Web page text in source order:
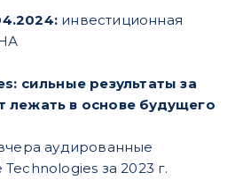
инвестиционная
сильные результаты за
лежать в основе будущего
аудированные
Technologies за 2023 г.